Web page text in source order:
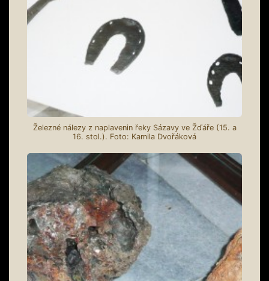
Železné nálezy z naplavenin řeky Sázavy ve Žďáře (15. a
16. stol.). Foto: Kamila Dvořáková